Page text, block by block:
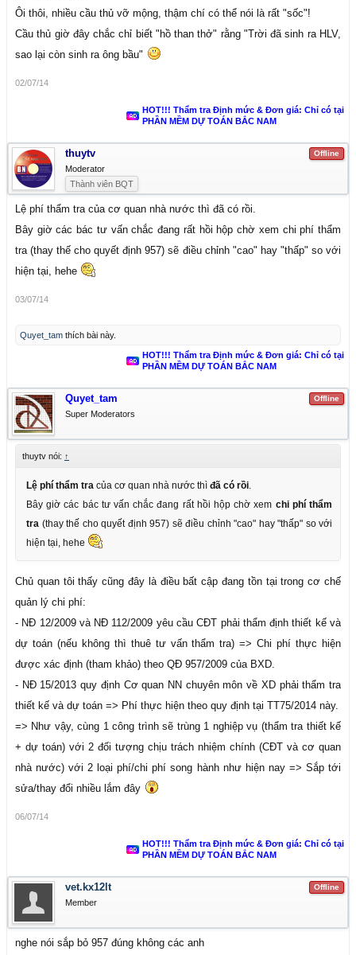
Ôi thôi, nhiều cầu thủ vỡ mộng, thậm chí có thể nói là rất "sốc"!
Cầu thủ giờ đây chắc chỉ biết "hồ than thở" rằng "Trời đã sinh ra HLV,
sao lại còn sinh ra ông bầu"
02/07/14
HOT!!! Thẩm tra Định mức & Đơn giá: Chỉ có tại
PHẦN MỀM DỰ TOÁN BẮC NAM
Offline
thuytv
Moderator
Thành viên BQT
Lệ phí thẩm tra của cơ quan nhà nước thì đã có rồi.
Bây giờ các bác tư vấn chắc đang rất hồi hộp chờ xem chi phí thẩm
tra (thay thế cho quyết định 957) sẽ điều chỉnh "cao" hay "thấp" so với
hiện tại, hehe
03/07/14
Quyet_tam thích bài này.
HOT!!! Thẩm tra Định mức & Đơn giá: Chỉ có tại
PHẦN MỀM DỰ TOÁN BẮC NAM
Offline
Quyet_tam
Super Moderators
thuytv nói: ↑
Lệ phí thẩm tra của cơ quan nhà nước thì đã có rồi.
Bây giờ các bác tư vấn chắc đang rất hồi hộp chờ xem chi phí thẩm
tra (thay thế cho quyết định 957) sẽ điều chỉnh "cao" hay "thấp" so với
hiện tại, hehe
Chủ quan tôi thấy cũng đây là điều bất cập đang tồn tại trong cơ chế
quản lý chi phí:
- NĐ 12/2009 và NĐ 112/2009 yêu cầu CĐT phải thẩm định thiết kế và
dự toán (nếu không thì thuê tư vấn thẩm tra) => Chi phí thực hiện
được xác định (tham khảo) theo QĐ 957/2009 của BXD.
- NĐ 15/2013 quy định Cơ quan NN chuyên môn về XD phải thẩm tra
thiết kế và dự toán => Phí thực hiện theo quy định tại TT75/2014 này.
=> Như vậy, cùng 1 công trình sẽ trùng 1 nghiệp vụ (thẩm tra thiết kế
+ dự toán) với 2 đối tượng chịu trách nhiệm chính (CĐT và cơ quan
nhà nước) với 2 loại phí/chi phí song hành như hiện nay => Sắp tới
sửa/thay đổi nhiều lắm đây
06/07/14
HOT!!! Thẩm tra Định mức & Đơn giá: Chỉ có tại
PHẦN MỀM DỰ TOÁN BẮC NAM
Offline
vet.kx12lt
Member
nghe nói sắp bỏ 957 đúng không các anh